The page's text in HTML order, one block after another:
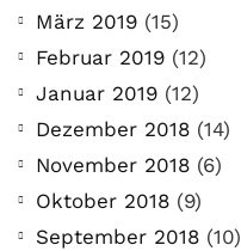
März 2019 (15)
Februar 2019 (12)
Januar 2019 (12)
Dezember 2018 (14)
November 2018 (6)
Oktober 2018 (9)
September 2018 (10)